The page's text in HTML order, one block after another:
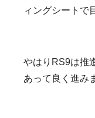
ィングシートで
やはりRS9は推
あって良く進み